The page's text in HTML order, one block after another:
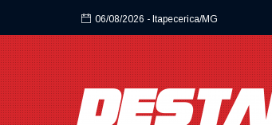
06/08/2026
- Itapecerica/MG